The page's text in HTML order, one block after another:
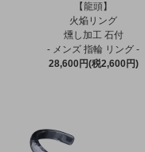
【龍頭】
火焔リング
燻し加工 石付
- メンズ 指輪 リング -
28,600円(税2,600円)